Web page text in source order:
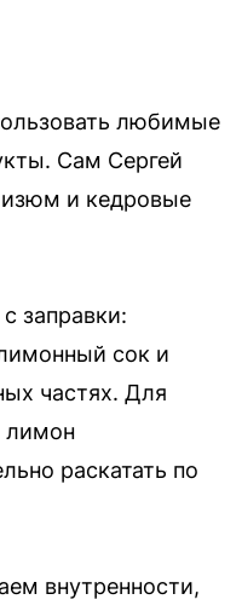
любимые
Сам Сергей
изюм и кедровые
заправки:
сок и
частях. Для
лимон
раскатать по
внутренности,